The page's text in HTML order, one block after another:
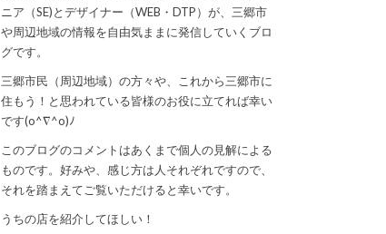
ニア（SE)とデザイナー（WEB・DTP）が、三郷市
や周辺地域の情報を自由気ままに発信していくブロ
グです。
三郷市民（周辺地域）の方々や、これから三郷市に
住もう！と思われている皆様のお役に立てれば幸い
です(o^∇^o)ﾉ
このブログのコメントはあくまで個人の見解による
ものです。好みや、感じ方は人それぞれですので、
それを踏まえてご覧いただけると幸いです。
うちの店を紹介してほしい！